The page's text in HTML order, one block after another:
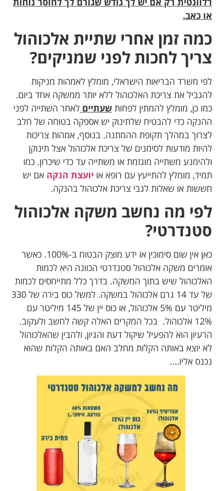
או כאב.
כמה זמן אחרי שתיית אלכוהול
צריך לחכות לפני שמניקים?
לפי משרד הבריאות הישראלי, מומלץ לאמהות מניקות
להגביל את צריכת האלכוהול ללא יותר ממשקה אחד ביום.
כמו כן, מומלץ להמתין לפחות שעתיים לאחר השתייה לפני
ההנקה כדי להבטיח שלתינוק יש אספקה בטוחה של חלב
לצרוך במהלך תקופת ההמתנה. בנוסף, אמהות צריכות
להיות מודעות לסימנים של צריכת אלכוהול אצל תינוקן
ולהימנע משתייה מוגזמת או משתייה עד כדי שיכרון. כמו
תמיד, מומלץ להתייעץ עם רופא או יועצת הנקה אם יש
חששות או שאלות לגבי צריכת אלכוהול בהנקה.
לפי מה נחשב משקה אלכוהול
סטנדרטי?
כאן אין שום סימוכין או ידע מוצק הבטוח ב-100%. כאשר
אומרים משקה אלכוהול סטנדרטי הכוונה היא לכמות
האלכוהול שיש בתוך המשקה. בדרך כלל מתייחסים לכמות
של עד 14 גרם אלכוהול במשקה. למשל כוס בירה של 330
מיליטר עם 5% אלכוהול, או כוס יין של 145 מיליטר עם
12% אלכוהול. בכל המקרים האלה קשה לחשב ולעקוב.
הרעיון הוא להפעיל שיקול דעת והגיון, ולהבין שהאלכוהול
לא יוצא באותה הקלות מחלב האם באותה הקלות שהוא
נכנס אליו….